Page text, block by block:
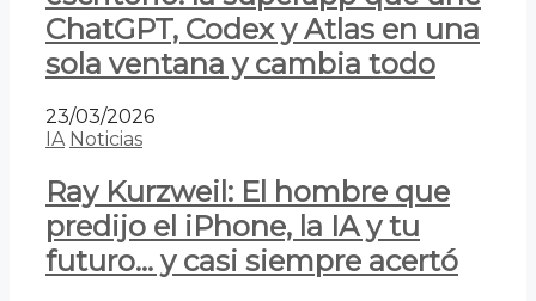
ChatGPT, Codex y Atlas en una
sola ventana y cambia todo
23/03/2026
IA Noticias
Ray Kurzweil: El hombre que
predijo el iPhone, la IA y tu
futuro… y casi siempre acertó